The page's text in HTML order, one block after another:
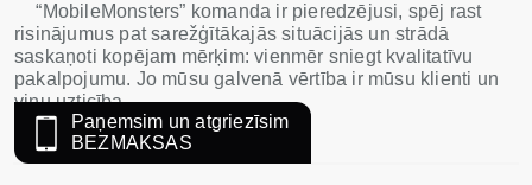
“MobileMonsters” komanda ir pieredzējusi, spēj rast
risinājumus pat sarežģītākajās situācijās un strādā
saskaņoti kopējam mērķim: vienmēr sniegt kvalitatīvu
pakalpojumu. Jo mūsu galvenā vērtība ir mūsu klienti un
viņu uzticība.
Paņemsim un atgriezīsim
BEZMAKSAS